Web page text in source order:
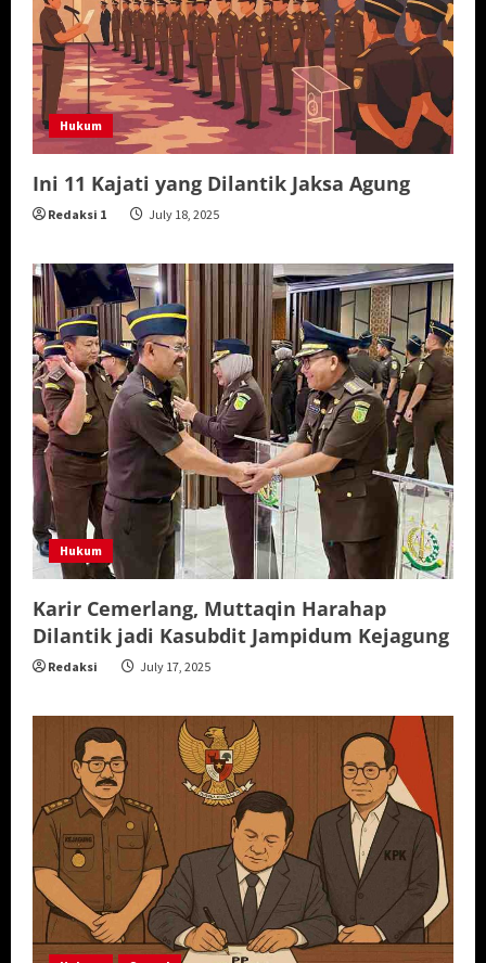
Hukum
Ini 11 Kajati yang Dilantik Jaksa Agung
Redaksi 1 July 18, 2025
Hukum
Karir Cemerlang, Muttaqin Harahap
Dilantik jadi Kasubdit Jampidum Kejagung
Redaksi July 17, 2025